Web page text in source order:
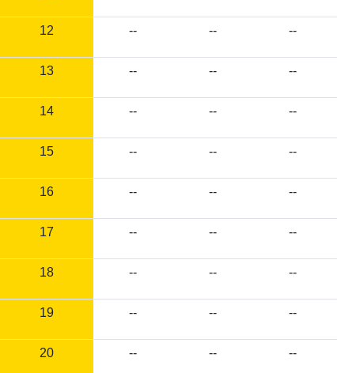
12 -- -- --
13 -- -- --
14 -- -- --
15 -- -- --
16 -- -- --
17 -- -- --
18 -- -- --
19 -- -- --
20 -- -- --